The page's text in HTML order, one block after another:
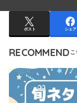
ポスト シェア
RECOMMEND